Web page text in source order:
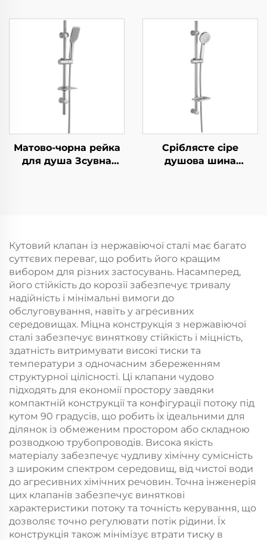
електрохромуванням,
ультратовста,
довговічна
силиконова
антизабивна розсипь
для легкого
прибирання
дощувальною
головкою та ручним
душем Фабрична
оптова реалізація за
низькими цінами
Матово-чорна рейка
для душа Зсувна
Сріблясте сіре
душова шина
Кутовий клапан із нержавіючої сталі має багато
суттєвих переваг, що робить його кращим
вибором для різних застосувань. Насамперед,
його стійкість до корозії забезпечує тривалу
надійність і мінімальні вимоги до
обслуговування, навіть у агресивних
середовищах. Міцна конструкція з нержавіючої
сталі забезпечує виняткову стійкість і міцність,
здатність витримувати високі тиски та
температури з одночасним збереженням
структурної цілісності. Ці клапани чудово
підходять для економії простору завдяки
компактній конструкції та конфігурації потоку під
кутом 90 градусів, що робить їх ідеальними для
ділянок із обмеженим простором або складною
розводкою трубопроводів. Висока якість
матеріалу забезпечує чудливу хімічну сумісність
з широким спектром середовищ, від чистої води
до агресивних хімічних речовин. Точна інженерія
цих клапанів забезпечує виняткові
характеристики потоку та точність керування, що
дозволяє точно регулювати потік рідини. Їх
конструкція також мінімізує втрати тиску в